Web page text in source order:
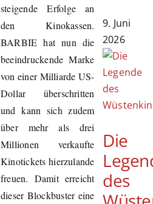
steigende Erfolge an
den Kinokassen.
BARBIE hat nun die
beeindruckende Marke
von einer Milliarde US-
Dollar überschritten
und kann sich zudem
über mehr als drei
Millionen verkaufte
Kinotickets hierzulande
freuen. Damit erreicht
dieser Blockbuster eine
9. Juni
2026
Die
des